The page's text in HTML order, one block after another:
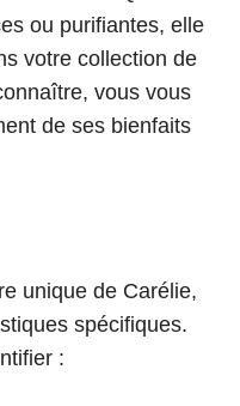
ou purifiantes, elle
votre collection de
vous vous
de ses bienfaits
unique de Carélie,
spécifiques.
: